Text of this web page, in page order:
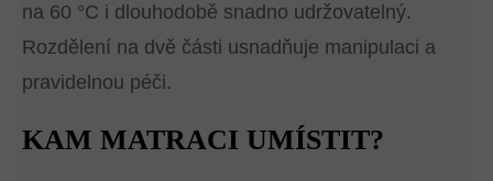
na 60 °C i dlouhodobě snadno udržovatelný.
Rozdělení na dvě části usnadňuje manipulaci a
pravidelnou péči.
KAM MATRACI UMÍSTIT?